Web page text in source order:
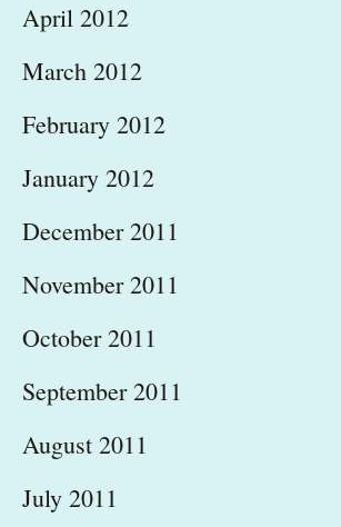
April 2012
March 2012
February 2012
January 2012
December 2011
November 2011
October 2011
September 2011
August 2011
July 2011